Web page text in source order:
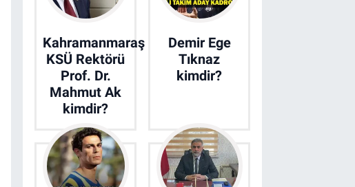
Kahramanmaraş
KSÜ Rektörü
Prof. Dr.
Mahmut Ak
kimdir?
Demir Ege
Tıknaz
kimdir?